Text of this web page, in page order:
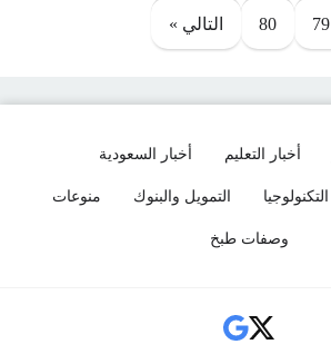
79
80 التالي »
أخبار التعليم أخبار السعودية
التكنولوجيا التمويل والبنوك منوعات
وصفات طبخ
Social Links